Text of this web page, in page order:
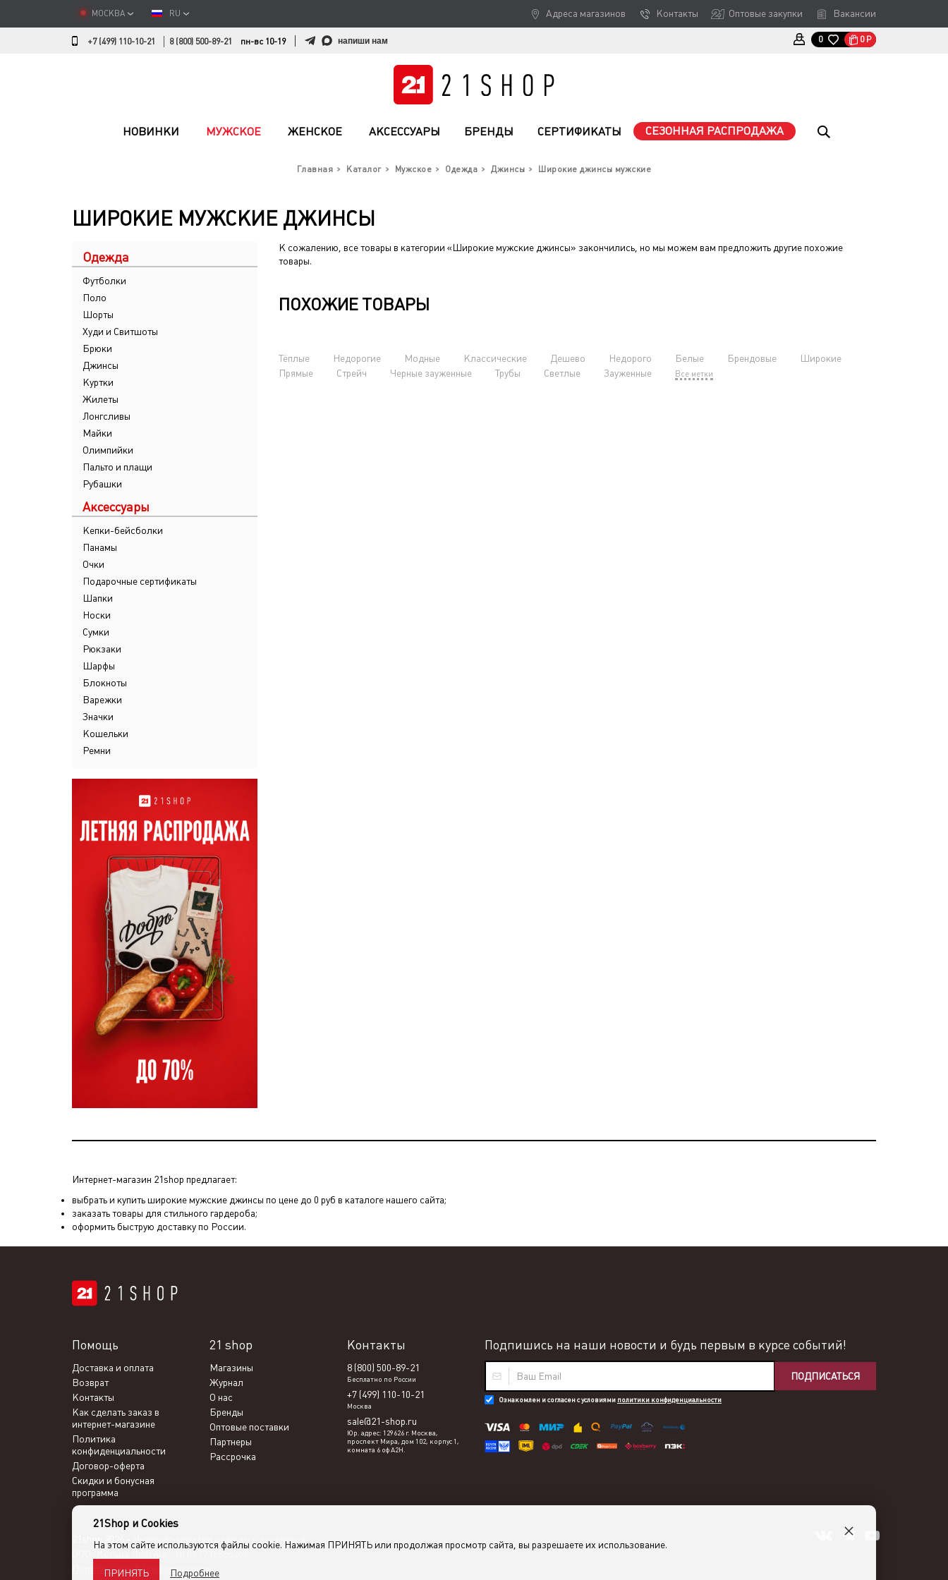
МОСКВА RU Адреса магазинов Контакты Оптовые закупки Вакансии
+7 (499) 110-10-21 8 (800) 500-89-21 пн-вс 10-19 напиши нам 0 0 Р
НОВИНКИ МУЖСКОЕ ЖЕНСКОЕ АКСЕССУАРЫ БРЕНДЫ СЕРТИФИКАТЫ СЕЗОННАЯ РАСПРОДАЖА
Главная Каталог Мужское Одежда Джинсы Широкие джинсы мужские
ШИРОКИЕ МУЖСКИЕ ДЖИНСЫ
Одежда
Футболки
Поло
Шорты
Худи и Свитшоты
Брюки
Джинсы
Куртки
Жилеты
Лонгсливы
Майки
Олимпийки
Пальто и плащи
Рубашки
Аксессуары
Кепки-бейсболки
Панамы
Очки
Подарочные сертификаты
Шапки
Носки
Сумки
Рюкзаки
Шарфы
Блокноты
Варежки
Значки
Кошельки
Ремни
К сожалению, все товары в категории «Широкие мужские джинсы» закончились, но мы можем вам предложить другие похожие
товары.
ПОХОЖИЕ ТОВАРЫ
Тёплые Недорогие Модные Классические Дешево Недорого Белые Брендовые
Широкие
Прямые
Стрейч Черные зауженные Трубы Светлые Зауженные Все метки
Интернет-магазин 21shop предлагает:
выбрать и купить широкие мужские джинсы по цене до 0 руб в каталоге нашего сайта;
заказать товары для стильного гардероба;
оформить быструю доставку по России.
Подпишись на наши новости и будь первым в курсе событий!
ПОДПИСАТЬСЯ
Ознакомлен и согласен с условиями политики конфиденциальности
21 shop
Магазины
Журнал
О нас
Бренды
Оптовые поставки
Партнеры
Рассрочка
Помощь
Доставка и оплата
Возврат
Контакты
Как сделать заказ в
интернет-магазине
Политика
конфиденциальности
Договор-оферта
Скидки и бонусная
программа
Контакты
8 (800) 500-89-21
Бесплатно по России
+7 (499) 110-10-21
Москва
sale@21-shop.ru
Юр. адрес: 129626 г. Москва,
проспект Мира, дом 102, корпус 1,
комната 6 оф А2Н.
21shop 2026 -
Интернет-магазин одежды с доставкой
ООО "Кольца Нептуна", ИНН 7716866266
Политика конфиденциальности
21Shop и Cookies
На этом сайте используются файлы cookie. Нажимая ПРИНЯТЬ или продолжая просмотр сайта, вы разрешаете их использование.
ПРИНЯТЬ Подробнее
×